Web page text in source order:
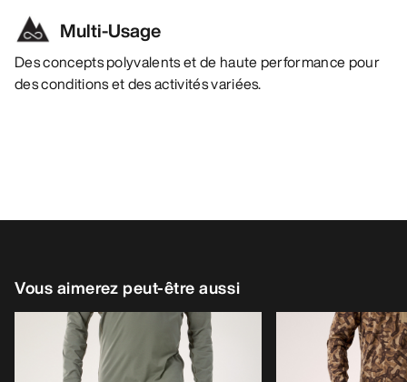
Multi-Usage
Des concepts polyvalents et de haute performance pour
des conditions et des activités variées.
Vous aimerez peut-être aussi